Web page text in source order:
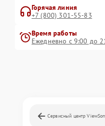
Горячая линия
+7 (800) 301-55-83
Время работы
Ежедневно с 9:00 до
Сервисный центр